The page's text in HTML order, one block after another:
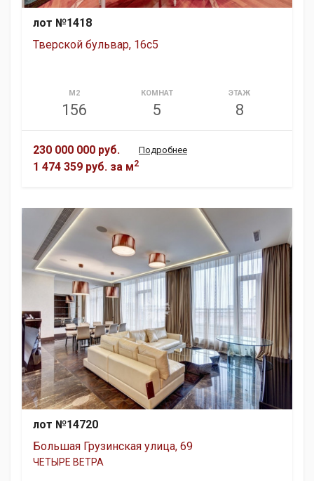
лот №1418
Тверской бульвар, 16с5
М2
156
КОМНАТ
5
ЭТАЖ
8
230 000 000 руб.
1 474 359 руб. за м2
Подробнее
лот №14720
Большая Грузинская улица, 69
ЧЕТЫРЕ ВЕТРА